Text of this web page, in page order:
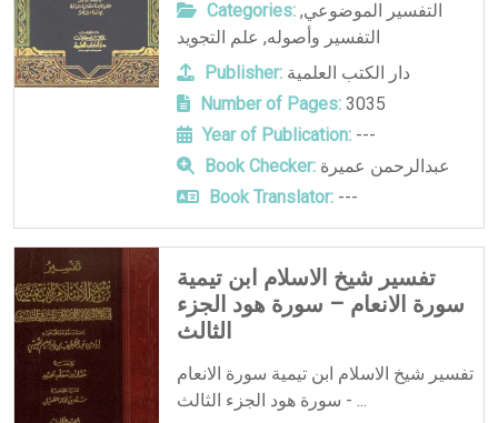
Categories: التفسير الموضوعي,
التفسير وأصوله, علم التجويد
Publisher: دار الكتب العلمية
Number of Pages:3035
Year of Publication:---
Book Checker: عبدالرحمن عميرة
Book Translator:---
تفسير شيخ الاسلام ابن تيمية
سورة الانعام – سورة هود الجزء
الثالث
تفسير شيخ الاسلام ابن تيمية سورة الانعام
- سورة هود الجزء الثالث ...